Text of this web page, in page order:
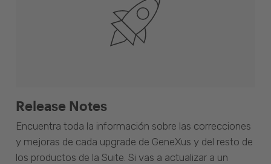
Release Notes
Encuentra toda la información sobre las correcciones
y mejoras de cada upgrade de GeneXus y del resto de
los productos de la Suite. Si vas a actualizar a un